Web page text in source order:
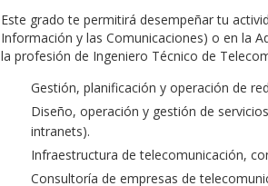
Este grado te permitirá desempeñar tu
Información y las Comunicaciones) o en la
la profesión de Ingeniero Técnico de
Gestión, planificación y operación de
Diseño, operación y gestión de
intranets).
Infraestructura de telecomunicación,
Consultoría de empresas de